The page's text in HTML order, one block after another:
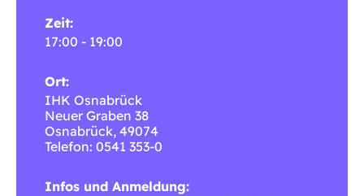
Zeit:
17:00 - 19:00
Ort:
IHK Osnabrück
Neuer Graben 38
Osnabrück, 49074
Telefon: 0541 353-0
Infos und Anmeldung: